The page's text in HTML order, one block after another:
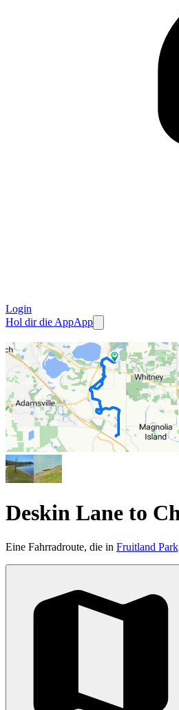
Login
Hol dir die AppApp
Deskin Lane to
Eine Fahrradroute, die in Fruitland